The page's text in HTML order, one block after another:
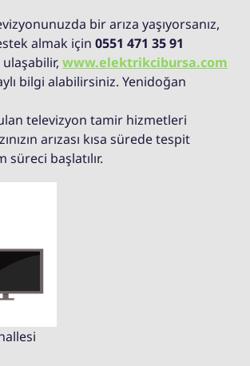
bir arıza yaşıyorsanız,
almak için 0551 471 35 91
www.elektrikcibursa.com
bilgi alabilirsiniz. Yenidoğan
televizyon tamir hizmetleri
arızası kısa sürede tespit
süreci başlatılır.